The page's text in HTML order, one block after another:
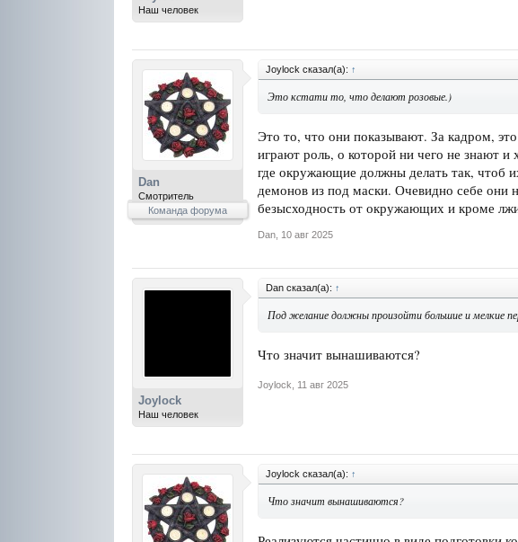
Наш человек
Dan
Смотритель
Команда форума
Joylock сказал(а): ↑
Это кстати то, что делают розовые.)
Это то, что они показывают. За кадром,
играют роль, о которой ни чего не знают
где окружающие должны делать так, чтоб
демонов из под маски. Очевидно себе они
безысходность от окружающих и кроме
Dan 10 авг 2025
Joylock
Наш человек
Dan сказал(а): ↑
Под желание должны произойти большие и мелкие
Что значит вынашиваются?
Joylock 11 авг 2025
Joylock сказал(а): ↑
Что значит вынашиваются?